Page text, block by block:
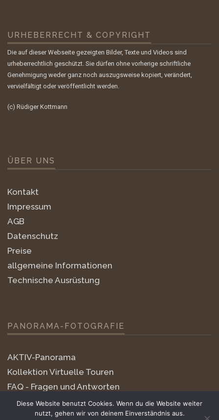
URHEBERRECHT & COPYRIGHT
Die auf dieser Webseite gezeigten Bilder, Texte und Videos sind
urheberrechtlich geschützt. Sie dürfen ohne vorherige schriftliche
Genehmigung weder ganz noch auszugsweise kopiert, verändert,
vervielfältigt oder veröffentlicht werden.
(c) Rüdiger Kottmann
ÜBER UNS
Kontakt
Impressum
AGB
Datenschutz
Preise
allgemeine Informationen
Technische Ausrüstung
PANORAMA-FOTOGRAFIE
AKTIV-Panorama
Kollektion Virtuelle Touren
FAQ - Fragen und Antworten
little-planets
Diese Website benutzt Cookies. Wenn du die Website weiter
nutzt, gehen wir von deinem Einverständnis aus.